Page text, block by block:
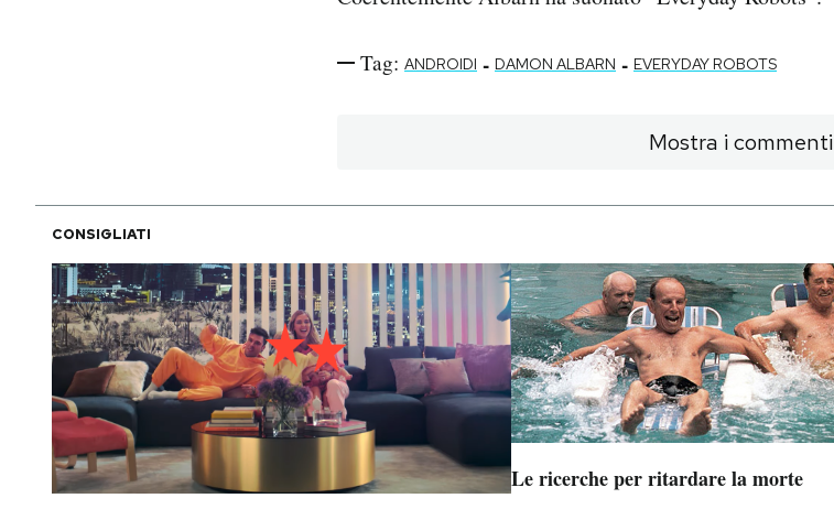
CALENDARIO
AREA PERSONALE
Area Personale
Newsletter
Notifiche mobile
Regala il Post
Hai bisogno di aiuto?
Esci
Tag: ANDROIDI - DAMON ALBARN - EVERYDAY ROBOTS
Mostra i commenti
CONSIGLIATI
Le ricerche per ritardare la morte